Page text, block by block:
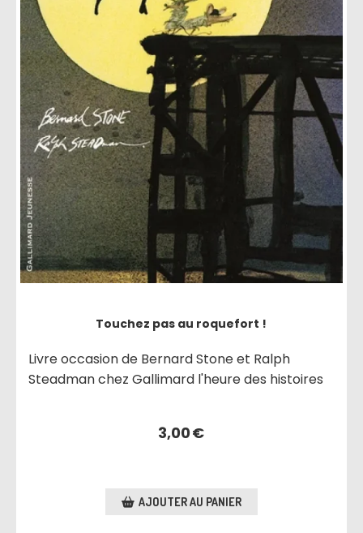
Touchez pas au roquefort !
Livre occasion de Bernard Stone et Ralph
Steadman chez Gallimard l'heure des histoires
3,00€
AJOUTER AU PANIER